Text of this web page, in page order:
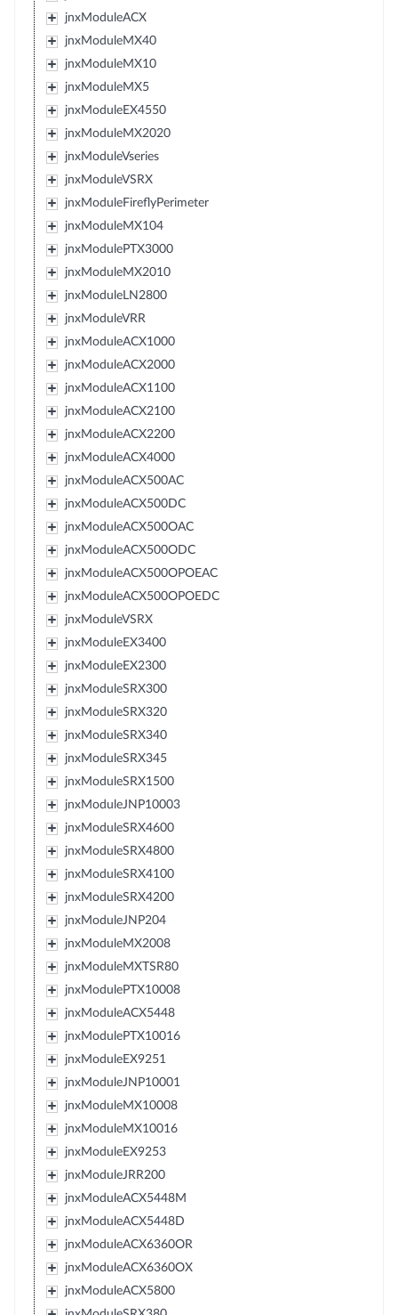
jnxModuleACX
jnxModuleMX40
jnxModuleMX10
jnxModuleMX5
jnxModuleEX4550
jnxModuleMX2020
jnxModuleVseries
jnxModuleVSRX
jnxModuleFireflyPerimeter
jnxModuleMX104
jnxModulePTX3000
jnxModuleMX2010
jnxModuleLN2800
jnxModuleVRR
jnxModuleACX1000
jnxModuleACX2000
jnxModuleACX1100
jnxModuleACX2100
jnxModuleACX2200
jnxModuleACX4000
jnxModuleACX500AC
jnxModuleACX500DC
jnxModuleACX500OAC
jnxModuleACX500ODC
jnxModuleACX500OPOEAC
jnxModuleACX500OPOEDC
jnxModuleVSRX
jnxModuleEX3400
jnxModuleEX2300
jnxModuleSRX300
jnxModuleSRX320
jnxModuleSRX340
jnxModuleSRX345
jnxModuleSRX1500
jnxModuleJNP10003
jnxModuleSRX4600
jnxModuleSRX4800
jnxModuleSRX4100
jnxModuleSRX4200
jnxModuleJNP204
jnxModuleMX2008
jnxModuleMXTSR80
jnxModulePTX10008
jnxModuleACX5448
jnxModulePTX10016
jnxModuleEX9251
jnxModuleJNP10001
jnxModuleMX10008
jnxModuleMX10016
jnxModuleEX9253
jnxModuleJRR200
jnxModuleACX5448M
jnxModuleACX5448D
jnxModuleACX6360OR
jnxModuleACX6360OX
jnxModuleACX5800